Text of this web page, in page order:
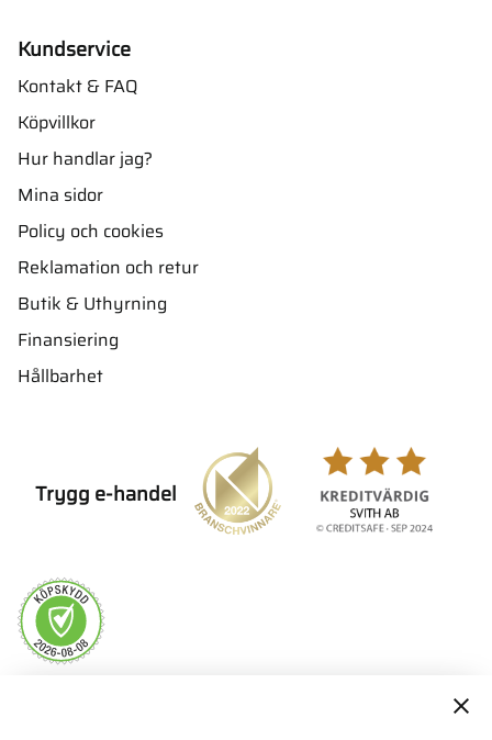
Kundservice
Kontakt & FAQ
Köpvillkor
Hur handlar jag?
Mina sidor
Policy och cookies
Reklamation och retur
Butik & Uthyrning
Finansiering
Hållbarhet
Trygg e-handel